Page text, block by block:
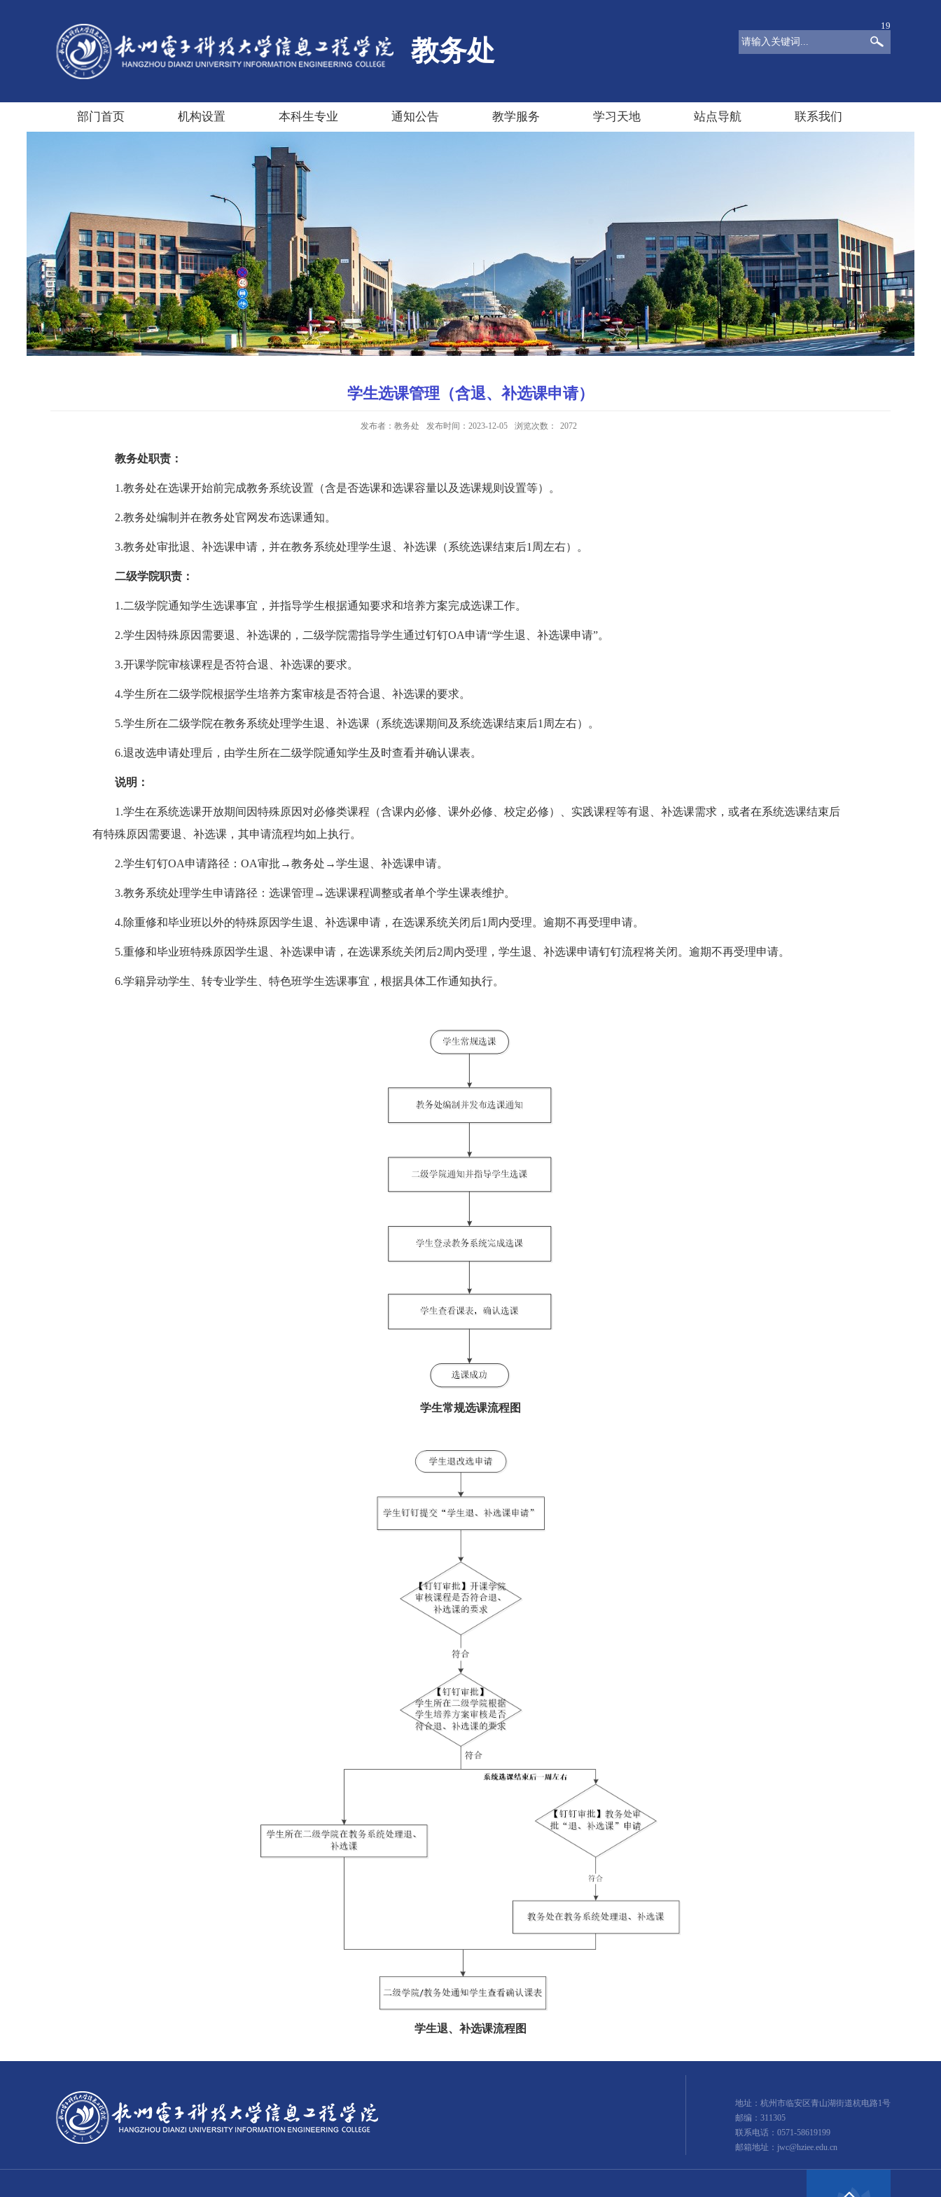
教务处
19
部门首页 机构设置 本科生专业 通知公告 教学服务 学习天地 站点导航 联系我们
学生选课管理（含退、补选课申请）
发布者：教务处 发布时间：2023-12-05 浏览次数： 2072
教务处职责：
1.教务处在选课开始前完成教务系统设置（含是否选课和选课容量以及选课规则设置等）。
2.教务处编制并在教务处官网发布选课通知。
3.教务处审批退、补选课申请，并在教务系统处理学生退、补选课（系统选课结束后1周左右）。
二级学院职责：
1.二级学院通知学生选课事宜，并指导学生根据通知要求和培养方案完成选课工作。
2.学生因特殊原因需要退、补选课的，二级学院需指导学生通过钉钉OA申请“学生退、补选课申请”。
3.开课学院审核课程是否符合退、补选课的要求。
4.学生所在二级学院根据学生培养方案审核是否符合退、补选课的要求。
5.学生所在二级学院在教务系统处理学生退、补选课（系统选课期间及系统选课结束后1周左右）。
6.退改选申请处理后，由学生所在二级学院通知学生及时查看并确认课表。
说明：
1.学生在系统选课开放期间因特殊原因对必修类课程（含课内必修、课外必修、校定必修）、实践课程等有退、补选课需求，或者在系统选课结束后
有特殊原因需要退、补选课，其申请流程均如上执行。
2.学生钉钉OA申请路径：OA审批→教务处→学生退、补选课申请。
3.教务系统处理学生申请路径：选课管理→选课课程调整或者单个学生课表维护。
4.除重修和毕业班以外的特殊原因学生退、补选课申请，在选课系统关闭后1周内受理。逾期不再受理申请。
5.重修和毕业班特殊原因学生退、补选课申请，在选课系统关闭后2周内受理，学生退、补选课申请钉钉流程将关闭。逾期不再受理申请。
6.学籍异动学生、转专业学生、特色班学生选课事宜，根据具体工作通知执行。
学生常规选课流程图
学生退、补选课流程图
地址：杭州市临安区青山湖街道杭电路1号
邮编：311305
联系电话：0571-58619199
邮箱地址：jwc@hziee.edu.cn